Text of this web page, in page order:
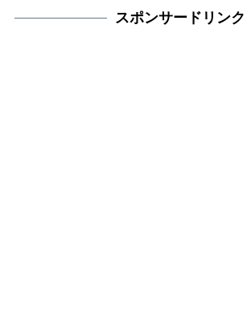
スポンサードリンク